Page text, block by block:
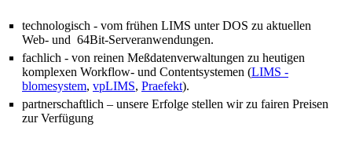
technologisch - vom frühen LIMS unter DOS zu aktuellen
Web- und 64Bit-Serveranwendungen.
fachlich - von reinen Meßdatenverwaltungen zu heutigen
komplexen Workflow- und Contentsystemen (LIMS -
blomesystem, vpLIMS, Praefekt).
partnerschaftlich – unsere Erfolge stellen wir zu fairen Preisen
zur Verfügung